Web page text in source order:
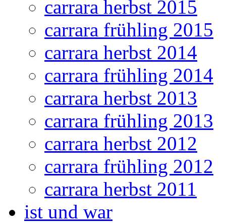
carrara herbst 2015
carrara frühling 2015
carrara herbst 2014
carrara frühling 2014
carrara herbst 2013
carrara frühling 2013
carrara herbst 2012
carrara frühling 2012
carrara herbst 2011
ist und war